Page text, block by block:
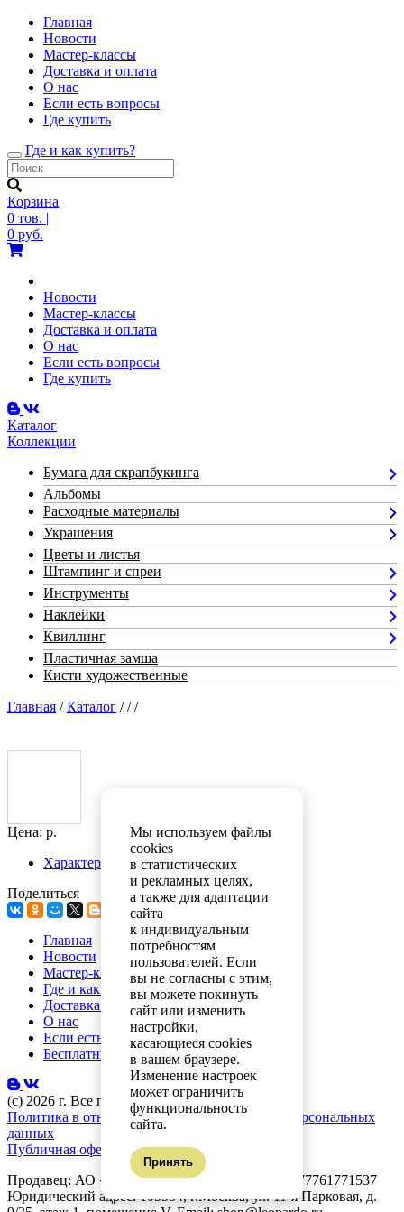
Главная
Новости
Мастер-классы
Доставка и оплата
О нас
Если есть вопросы
Где купить
Toggle
navigation
Где и как купить?
Корзина
0 тов. |
0 руб.
Новости
Мастер-классы
Доставка и оплата
О нас
Если есть вопросы
Где купить
Каталог
Коллекции
Бумага для скрапбукинга
Альбомы
Расходные материалы
Украшения
Цветы и листья
Штампинг и спреи
Инструменты
Наклейки
Квиллинг
Пластичная замша
Кисти художественные
Главная /Каталог ///
Цена: р.
Характеристики
Поделиться
Главная
Новости
Мастер-классы
Где и как купить
Доставка и оплата
О нас
Если есть вопросы
Бесплатный каталог
(с) 2026 г. Все права защищены.
Политика в отношении обработки и защиты персональных
данных
Публичная оферта
Продавец: АО «Планета увлечений» ОГРН: 1077761771537
Юридический адрес: 105554, г.Москва, ул. 11-я Парковая, д.
Мы используем файлы
cookies
в статистических
и рекламных целях,
а также для адаптации
сайта
к индивидуальным
потребностям
пользователей. Если
вы не согласны с этим,
вы можете покинуть
сайт или изменить
настройки,
касающиеся cookies
в вашем браузере.
Изменение настроек
может ограничить
функциональность
сайта.
Принять